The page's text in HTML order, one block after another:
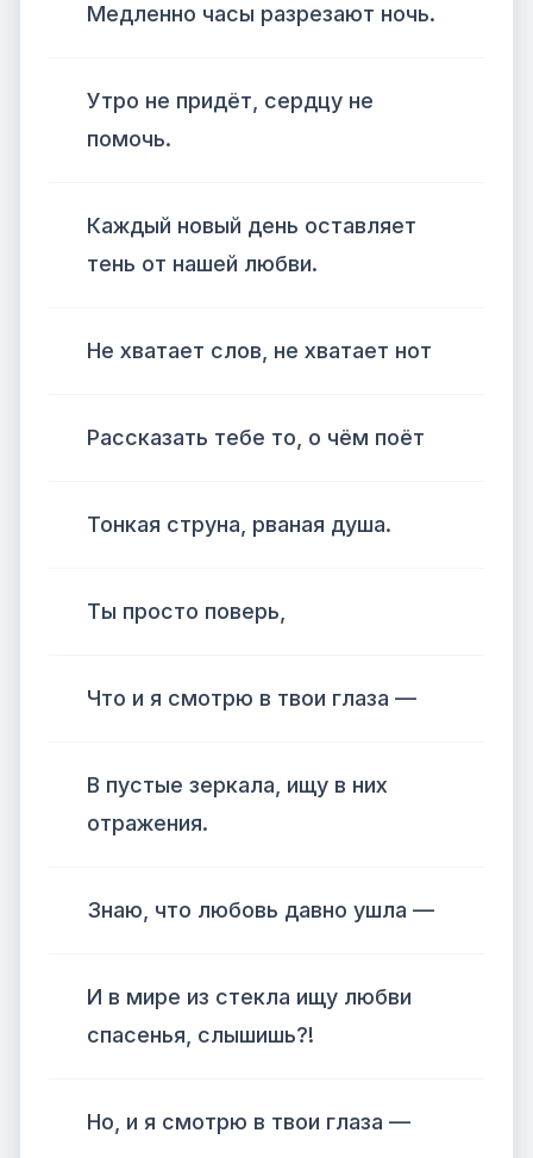
Медленно часы разрезают ночь.
Утро не придёт, сердцу не
помочь.
Каждый новый день оставляет
тень от нашей любви.
Не хватает слов, не хватает нот
Рассказать тебе то, о чём поёт
Тонкая струна, рваная душа.
Ты просто поверь,
Что и я смотрю в твои глаза —
В пустые зеркала, ищу в них
отражения.
Знаю, что любовь давно ушла —
И в мире из стекла ищу любви
спасенья, слышишь?!
Но, и я смотрю в твои глаза —